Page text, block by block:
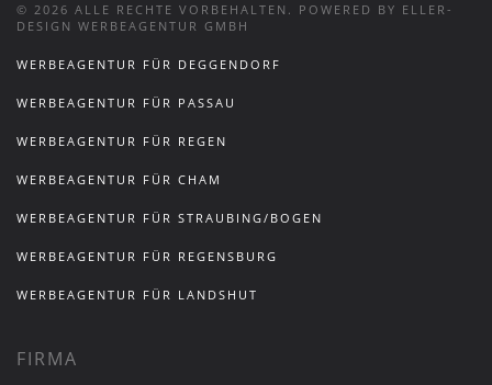
© 2026 ALLE RECHTE VORBEHALTEN. POWERED BY ELLER-
DESIGN WERBEAGENTUR GMBH
WERBEAGENTUR FÜR DEGGENDORF
WERBEAGENTUR FÜR PASSAU
WERBEAGENTUR FÜR REGEN
WERBEAGENTUR FÜR CHAM
WERBEAGENTUR FÜR STRAUBING/BOGEN
WERBEAGENTUR FÜR REGENSBURG
WERBEAGENTUR FÜR LANDSHUT
FIRMA